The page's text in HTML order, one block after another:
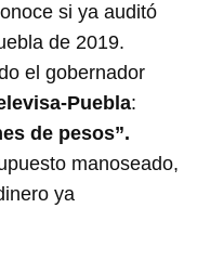
si ya auditó
de 2019.
el gobernador
Puebla:
de pesos”.
manoseado,
ya